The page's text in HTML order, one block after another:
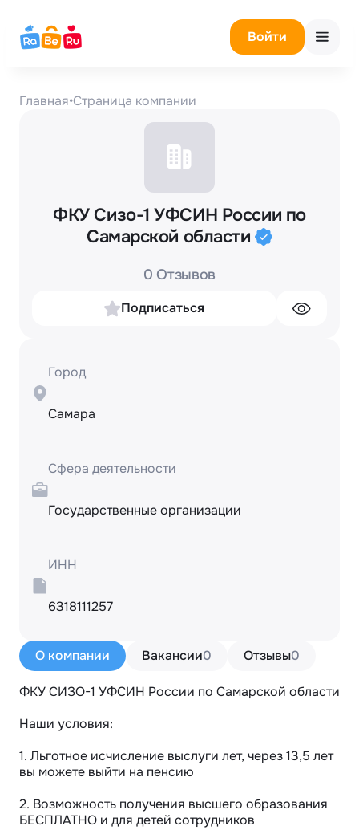
Войти
Главная•Страница компании
ФКУ Сизо-1 УФСИН России по
Самарской области
0 Отзывов
Подписаться
О компании Вакансии0 Отзывы0
ФКУ СИЗО-1 УФСИН России по Самарской области
Наши условия:
1. Льготное исчисление выслуги лет, через 13,5 лет
вы можете выйти на пенсию
2. Возможность получения высшего образования
БЕСПЛАТНО и для детей сотрудников
Город
Самара
Сфера деятельности
Государственные организации
ИНН
6318111257